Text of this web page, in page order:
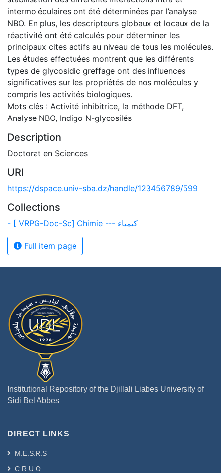
intermoléculaires ont été déterminées par l’analyse
NBO. En plus, les descripteurs globaux et locaux de la
réactivité ont été calculés pour déterminer les
principaux cites actifs au niveau de tous les molécules.
Les études effectuées montrent que les différents
types de glycosidic greffage ont des influences
significatives sur les propriétés de nos molécules y
compris les activités biologiques.
Mots clés : Activité inhibitrice, la méthode DFT,
Analyse NBO, Indigo N-glycosilés
Description
Doctorat en Sciences
URI
https://dspace.univ-sba.dz/handle/123456789/599
Collections
- [ VRPG-Doc-Sc] Chimie --- كيمياء
Full item page
Institutional Repository of the Djillali Liabes University of
Sidi Bel Abbes
DIRECT LINKS
M.E.S.R.S
C.R.U.O